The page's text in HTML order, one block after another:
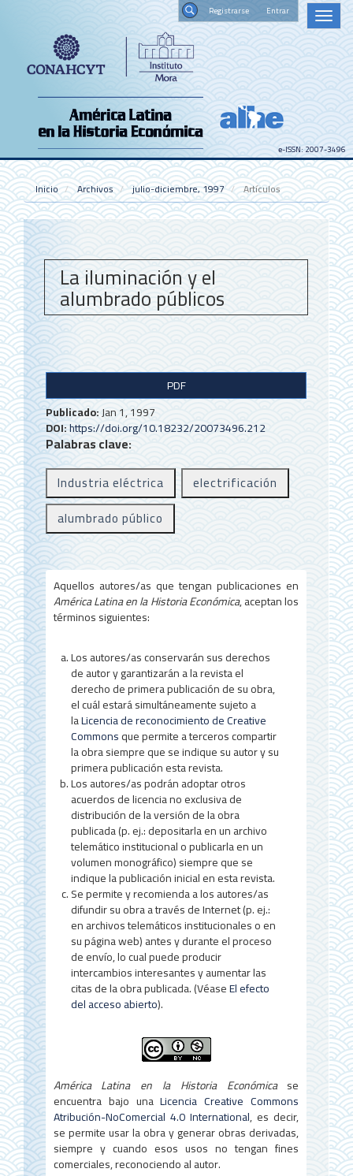
Contenido
principal
Barra
Toggle
e-ISSN: 2007-3496
Inicio Archivos julio-diciembre, 1997 Artículos
La iluminación y el
alumbrado públicos
B
a
r
r
a
l
a
t
e
r
a
l
d
e
l
a
r
t
í
c
u
l
o
PDF
Publicado:Jan 1, 1997
DOI:https://doi.org/10.18232/20073496.212
Palabras clave:
Industria eléctrica
electrificación
alumbrado público
Aquellos autores/as que tengan publicaciones en
América Latina en la Historia Económica, aceptan los
términos siguientes:
Los autores/as conservarán sus derechos
de autor y garantizarán a la revista el
derecho de primera publicación de su obra,
el cuál estará simultáneamente sujeto a
laLicencia de reconocimiento de Creative
Commonsque permite a terceros compartir
la obra siempre que se indique su autor y su
primera publicación esta revista.
Los autores/as podrán adoptar otros
acuerdos de licencia no exclusiva de
distribución de la versión de la obra
publicada (p. ej.: depositarla en un archivo
telemático institucional o publicarla en un
volumen monográfico) siempre que se
indique la publicación inicial en esta revista.
Se permite y recomienda a los autores/as
difundir su obra a través de Internet (p. ej.:
en archivos telemáticos institucionales o en
su página web) antes y durante el proceso
de envío, lo cual puede producir
intercambios interesantes y aumentar las
citas de la obra publicada. (VéaseEl efecto
del acceso abierto).
América Latina en la Historia Económicase
encuentra bajo unaLicencia Creative Commons
Atribución-NoComercial 4.0 International, es decir,
se permite usar la obra y generar obras derivadas,
siempre y cuando esos usos no tengan fines
comerciales, reconociendo al autor.